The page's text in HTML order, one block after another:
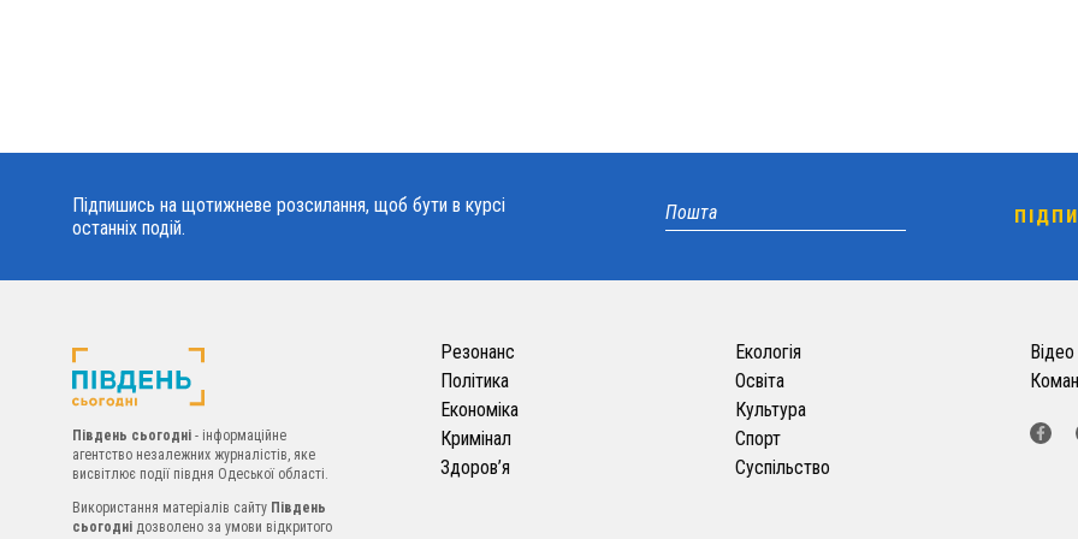
Підпишись на щотижневе розсилання, щоб бути в курсі
останніх подій.
Південь сьогодні - інформаційне
агентство незалежних журналістів, яке
висвітлює події півдня Одеської області.
Використання матеріалів сайту Південь
сьогодні дозволено за умови відкритого
Резонанс
Політика
Економіка
Кримінал
Здоров’я
Екологія
Освіта
Культура
Спорт
Суспільство
Відео